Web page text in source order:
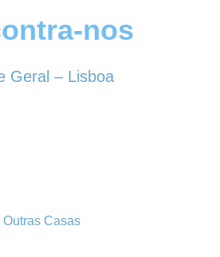
nos
Geral – Lisboa
Outras Casas